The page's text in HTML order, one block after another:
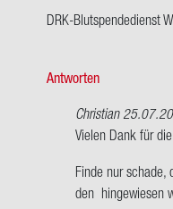
tiv…
ti­
DRK-​Blutspendedienst
Antworten
Christian
Ant­
auf
Hallo
Vie­len Dank für
Finde nur
den hin­ge­wie­sen